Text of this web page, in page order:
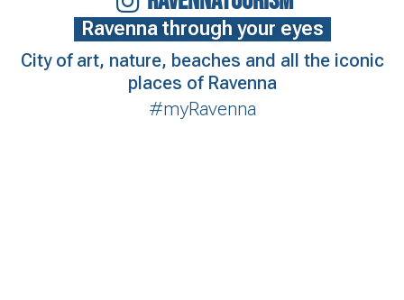
Ravenna through your eyes
City of art, nature, beaches and all the iconic
places of Ravenna
#myRavenna